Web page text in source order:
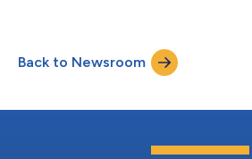
independientes y centrarnos en la
y agradecidos por la confianza que nos
20.000 nuevos clientes en 2023», afi...
Back to Newsroom